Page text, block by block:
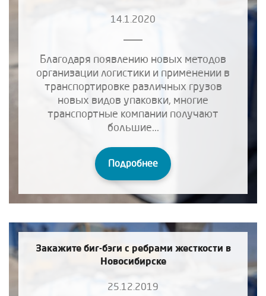
14.1.2020
Благодаря появлению новых методов
организации логистики и применении в
транспортировке различных грузов
новых видов упаковки, многие
транспортные компании получают
большие...
Подробнее
Закажите биг-бэги с ребрами жесткости в
Новосибирске
25.12.2019